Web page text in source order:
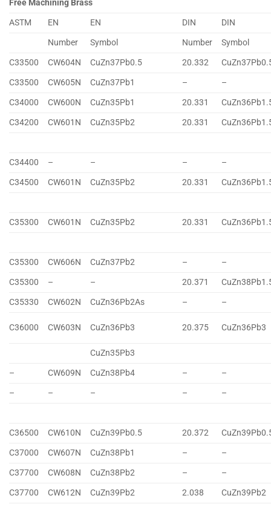
Free Machining Brass
ASTM
EN EN DIN
DIN
Number
Symbol Number
Symbol
C33500
CW604N CuZn37Pb0.5 20.332
C33500
CW605N CuZn37Pb1 –
–
C34000
CW600N CuZn35Pb1 20.331
C34200
CW601N CuZn35Pb2 20.331
C34400 – – –
–
C34500
CW601N CuZn35Pb2 20.331
C35300 CW601N CuZn35Pb2 20.331
C35300 CW606N CuZn37Pb2 –
–
C35300
– – 20.371
C35330
CW602N CuZn36Pb2As – –
C36000 CW603N CuZn36Pb3 20.375 CuZn36Pb3
CuZn35Pb3
–
CW609N CuZn38Pb4 –
–
–
– – – –
C36500 CW610N CuZn39Pb0.5 20.372
C37000
CW607N CuZn38Pb1 –
–
C37700
CW608N CuZn38Pb2 –
–
C37700
CW612N CuZn39Pb2 2.038
CuZn39Pb2